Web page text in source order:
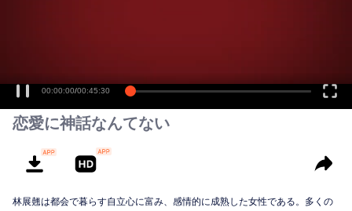
00:00:00/00:45:30
恋愛に神話なんてない
林展翹は都会で暮らす自立心に富み、感情的に成熟した女性である。多くの